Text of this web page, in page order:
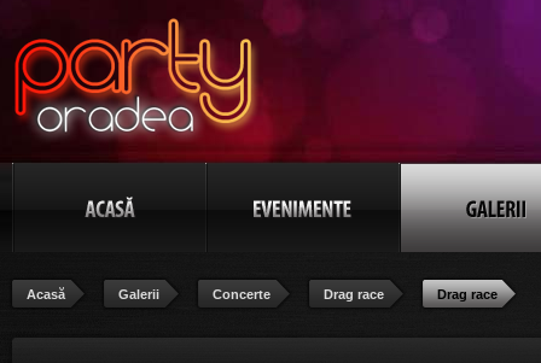
Acasă Galerii Concerte Drag race Drag race